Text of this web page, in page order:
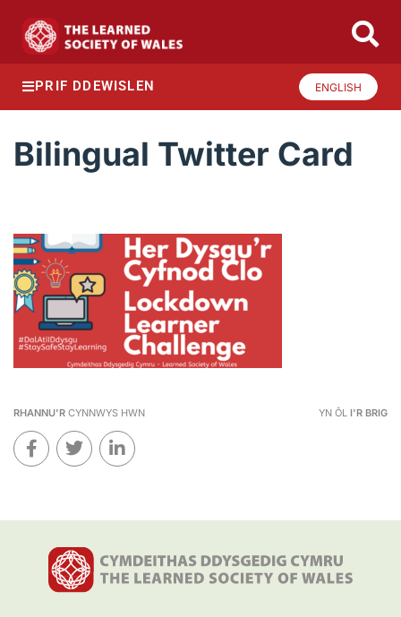
PRIF DDEWISLEN ENGLISH
Bilingual Twitter Card
RHANNU'R CYNNWYS HWN YN ÔL I'R BRIG